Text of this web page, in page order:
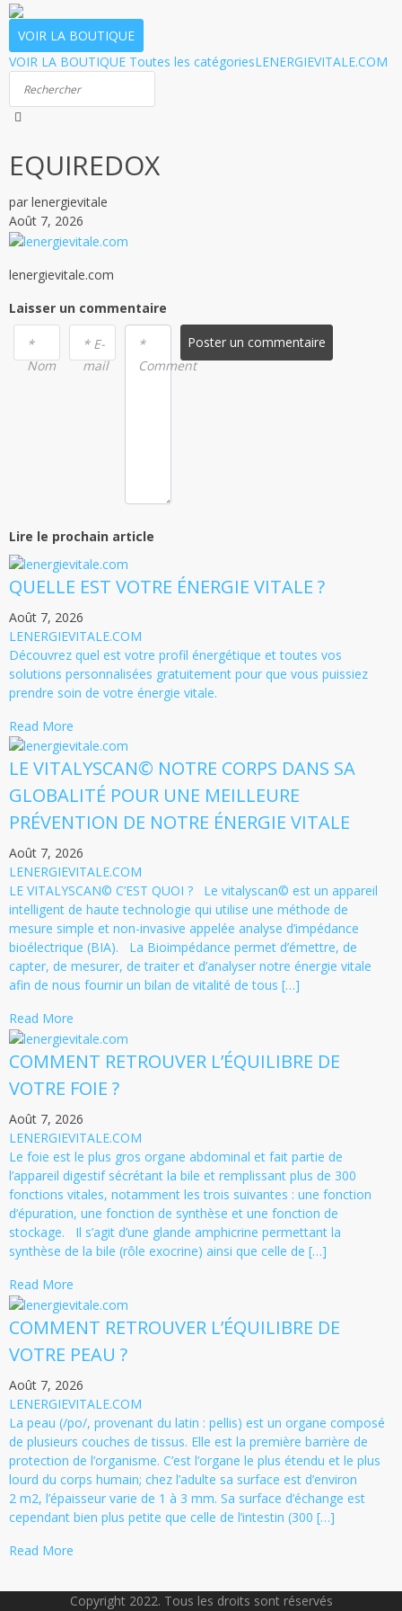
VOIR LA BOUTIQUE
VOIR LA BOUTIQUE Toutes les catégoriesLENERGIEVITALE.COM
EQUIREDOX
par lenergievitale
Août 7, 2026
lenergievitale.com
Laisser un commentaire
*
Nom
* E-
mail
*
Comment
Poster un commentaire
Lire le prochain article
QUELLE EST VOTRE ÉNERGIE VITALE ?
Août 7, 2026
LENERGIEVITALE.COM
Découvrez quel est votre profil énergétique et toutes vos
solutions personnalisées gratuitement pour que vous puissiez
prendre soin de votre énergie vitale.
Read More
LE VITALYSCAN© NOTRE CORPS DANS SA
GLOBALITÉ POUR UNE MEILLEURE
PRÉVENTION DE NOTRE ÉNERGIE VITALE
Août 7, 2026
LENERGIEVITALE.COM
LE VITALYSCAN© C’EST QUOI ? Le vitalyscan© est un appareil
intelligent de haute technologie qui utilise une méthode de
mesure simple et non-invasive appelée analyse d’impédance
bioélectrique (BIA). La Bioimpédance permet d’émettre, de
capter, de mesurer, de traiter et d’analyser notre énergie vitale
afin de nous fournir un bilan de vitalité de tous […]
Read More
COMMENT RETROUVER L’ÉQUILIBRE DE
VOTRE FOIE ?
Août 7, 2026
LENERGIEVITALE.COM
Le foie est le plus gros organe abdominal et fait partie de
l’appareil digestif sécrétant la bile et remplissant plus de 300
fonctions vitales, notamment les trois suivantes : une fonction
d’épuration, une fonction de synthèse et une fonction de
stockage. Il s’agit d’une glande amphicrine permettant la
synthèse de la bile (rôle exocrine) ainsi que celle de […]
Read More
COMMENT RETROUVER L’ÉQUILIBRE DE
VOTRE PEAU ?
Août 7, 2026
LENERGIEVITALE.COM
La peau (/po/, provenant du latin : pellis) est un organe composé
de plusieurs couches de tissus. Elle est la première barrière de
protection de l’organisme. C’est l’organe le plus étendu et le plus
lourd du corps humain; chez l’adulte sa surface est d’environ
2 m2, l’épaisseur varie de 1 à 3 mm. Sa surface d’échange est
cependant bien plus petite que celle de l’intestin (300 […]
Read More
Copyright 2022. Tous les droits sont réservés